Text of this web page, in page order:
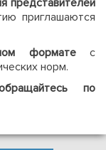
представителей
приглашаются
формате с
норм.
по